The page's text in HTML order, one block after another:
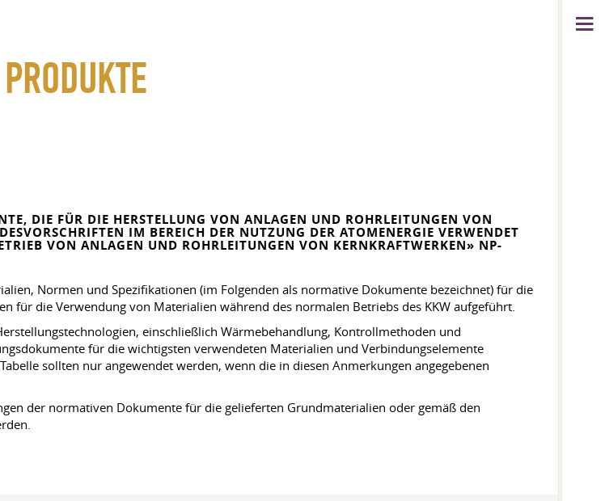
DIE FÜR DIE HERSTELLUNG VON ANLAGEN UND ROHRLEITUNGEN VON
IM BEREICH DER NUTZUNG DER ATOMENERGIE VERWENDET W
VON ANLAGEN UND ROHRLEITUNGEN VON KERNKRAFTWERKEN» NP-0
Normen und Spezifikationen (im Folgenden als normative Dokumente bezeichnet) für die
für die Verwendung von Materialien während des normalen Betriebs des KKW aufgeführt.
einschließlich Wärmebehandlung, Kontrollmethoden und
für die wichtigsten verwendeten Materialien und Verbindungselemente
sollten nur angewendet werden, wenn die in diesen Anmerkungen angegebenen
der normativen Dokumente für die gelieferten Grundmaterialien oder gemäß den